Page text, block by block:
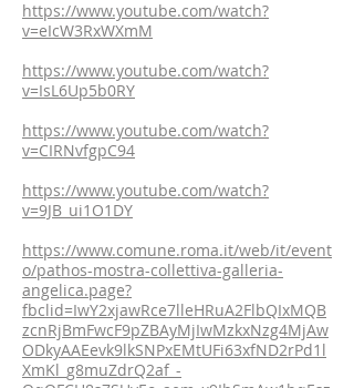
https://www.youtube.com/watch?
v=eIcW3RxWXmM
https://www.youtube.com/watch?
v=IsL6Up5b0RY
https://www.youtube.com/watch?
v=CIRNvfgpC94
https://www.youtube.com/watch?
v=9JB_ui1O1DY
https://www.comune.roma.it/web/it/event
o/pathos-mostra-collettiva-galleria-
angelica.page?
fbclid=IwY2xjawRce7lleHRuA2FlbQIxMQB
zcnRjBmFwcF9pZBAyMjIwMzkxNzg4MjAw
ODkyAAEevk9lkSNPxEMtUFi63xfND2rPd1l
XmKl_g8muZdrQ2af_-